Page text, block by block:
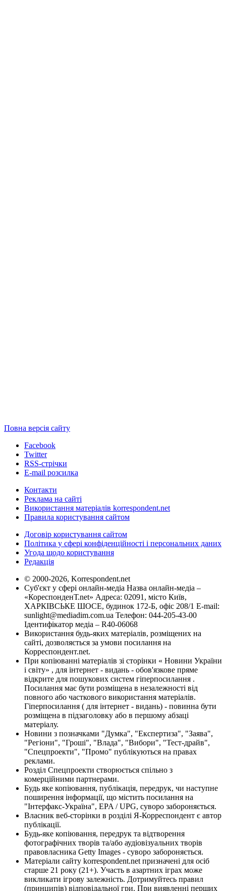
Повна версія сайту
Facebook
Twitter
RSS-стрічки
E-mail розсилка
Контакти
Реклама на сайті
Використання матеріалів korrespondent.net
Правила користування сайтом
Договір користування сайтом
Політика у сфері конфіденційності і персональних даних
Угода щодо користування
Редакція
© 2000-2026, Korrespondent.net
Суб'єкт у сфері онлайн-медіа Назва онлайн-медіа –
«КореспонденТ.net» Адреса: 02091, місто Київ,
ХАРКІВСЬКЕ ШОСЕ, будинок 172-Б, офіс 208/1 E-mail:
sunlight@mediadim.com.ua Телефон: 044-205-43-00
Ідентифікатор медіа – R40-06068
Використання будь-яких матеріалів, розміщених на
сайті, дозволяється за умови посилання на
Корреспондент.net.
При копіюванні матеріалів зі сторінки « Новини України
і світу» , для інтернет - видань - обов'язкове пряме
відкрите для пошукових систем гіперпосилання .
Посилання має бути розміщена в незалежності від
повного або часткового використання матеріалів.
Гіперпосилання ( для інтернет - видань) - повинна бути
розміщена в підзаголовку або в першому абзаці
матеріалу.
Новини з позначками "Думка", "Експертиза", "Заява",
"Регіони", "Гроші", "Влада", "Вибори", "Тест-драйв",
"Спецпроекти", "Промо" публікуються на правах
реклами.
Розділ Спецпроекти створюється спільно з
комерційними партнерами.
Будь яке копіювання, публікація, передрук, чи наступне
поширення інформації, що містить посилання на
"Інтерфакс-Україна", EPA / UPG, суворо забороняється.
Власник веб-сторінки в розділі Я-Корреспондент є автор
публікації.
Будь-яке копіювання, передрук та відтворення
фотографічних творів та/або аудіовізуальних творів
правовласника Getty Images - суворо забороняється.
Матеріали сайту korrespondent.net призначені для осіб
старше 21 року (21+). Участь в азартних іграх може
викликати ігрову залежність. Дотримуйтесь правил
(принципів) відповідальної гри. При виявленні перших